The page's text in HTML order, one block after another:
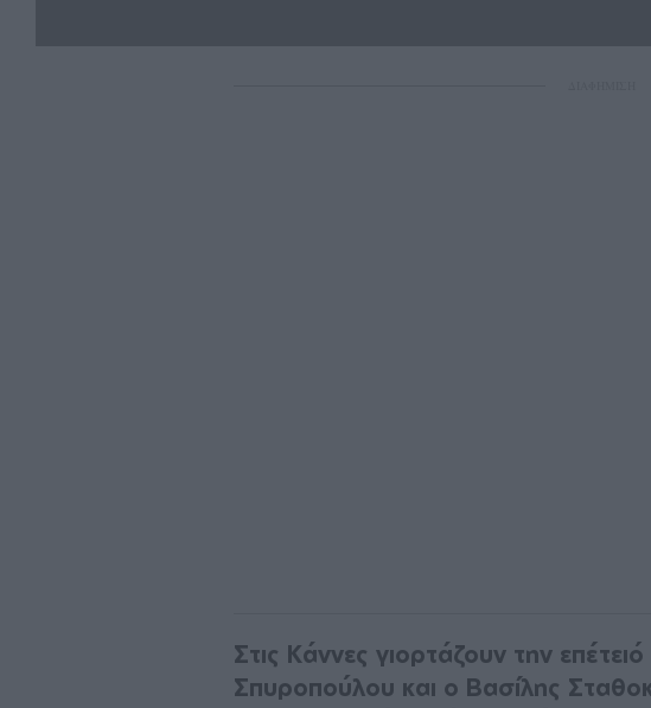
Στις Κάννες γιορτάζουν την
Σπυροπούλου και ο Βασίλης